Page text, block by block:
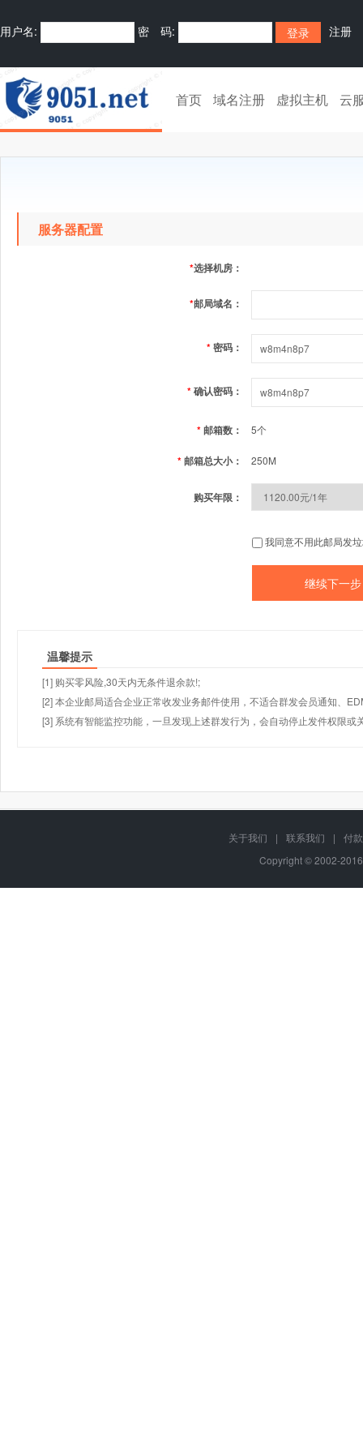
用户名: 密 码: 注册
首页 域名注册 虚拟主机 云
服务器配置
*选择机房：
*邮局域名：
*密码：
*确认密码：
*邮箱数： 5个
*邮箱总大小： 250M
购买年限：
我同意不用此邮局发
温馨提示
[1] 购买零风险,30天内无条件退余款!;
[2] 本企业邮局适合企业正常收发业务邮件使用，不适合群发会员通知、
[3] 系统有智能监控功能，一旦发现上述群发行为，会自动停止发件权限或
关于我们 | 联系我们 |
付
Copyright © 2002-